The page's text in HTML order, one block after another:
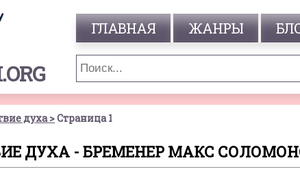
ГЛАВНАЯ ЖАНРЫ
духа Страница 1
ДУХА - БРЕМЕНЕР МАКС